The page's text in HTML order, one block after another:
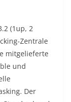
(1up, 2
Zentrale
mitgelieferte
und
Der